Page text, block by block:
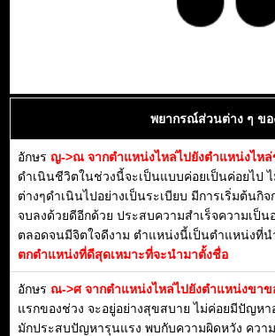
พยากรณ์ส่วนต่าง ๆ ขอ
อักษร ญ->ณ จากตำแหน่งไหล่ไปยังตำแหน่งไหล่
ดำเนินชีวิตในช่วงนี้จะเป็นแบบค่อยเป็นค่อยไป
ต่างๆดำเนินไปอย่างเป็นระเบียบ มีการเริ่มต้นกิ
จบลงด้วยดีอีกด้วย ประสบความสำเร็จความเป็
ตลอดจนมีจิตใจดีงาม ตำแหน่งนี้เป็นตำแหน่งที่
ตกตำแหน่งที่ดีสุดเหมาะที่จะนำมาตั้งชื่อ
อักษร ณ->ศ จากตำแหน่งไหล่ไปยังตำแหน่งขาข
แรกของช่วง จะอยู่อย่างสุขสบาย ไม่ค่อยมีปัญห
มักประสบปัญหารุนแรง พบกับความผิดหวัง ควา